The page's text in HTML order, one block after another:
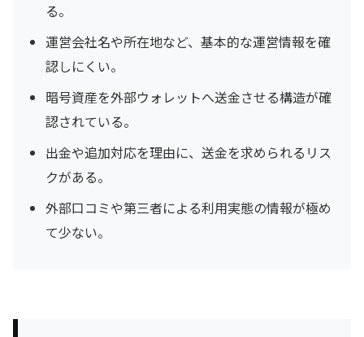
る。
運営会社名や所在地など、基本的な運営情報を確
認しにくい。
暗号資産を外部ウォレットへ送金させる構造が確
認されている。
出金や追加対応を理由に、送金を求められるリス
クがある。
外部口コミや第三者による利用実態の情報が極め
て少ない。